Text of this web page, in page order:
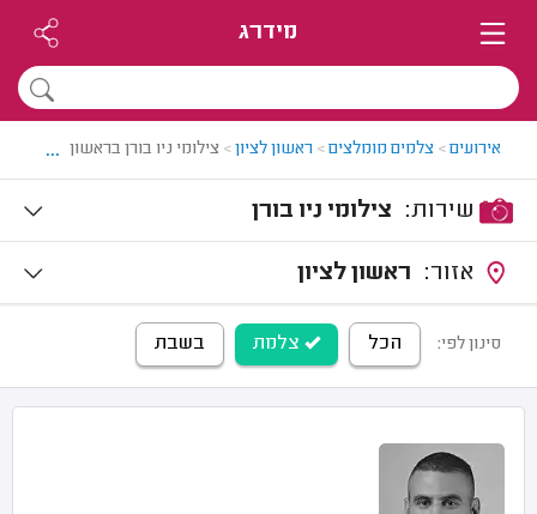
מידרג
אירועים> צלמים מומלצים> ראשון לציון> צילומי ניו בורן בראשון לציון
...
צילומי ניו בורן
ראשון לציון
סינון לפי: הכל צלמת בשבת